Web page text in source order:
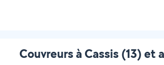
Couvreurs à Cassis (13) et